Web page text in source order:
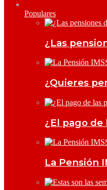
Populares
¿Las
¿Quieres
¿El pago de
La Pensión